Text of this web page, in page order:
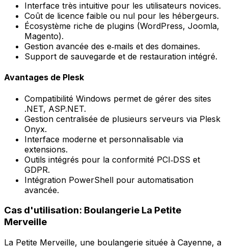
Interface très intuitive pour les utilisateurs novices.
Coût de licence faible ou nul pour les hébergeurs.
Écosystème riche de plugins (WordPress, Joomla,
Magento).
Gestion avancée des e‑mails et des domaines.
Support de sauvegarde et de restauration intégré.
Avantages de Plesk
Compatibilité Windows permet de gérer des sites
.NET, ASP.NET.
Gestion centralisée de plusieurs serveurs via Plesk
Onyx.
Interface moderne et personnalisable via
extensions.
Outils intégrés pour la conformité PCI‑DSS et
GDPR.
Intégration PowerShell pour automatisation
avancée.
Cas d'utilisation: Boulangerie La Petite
Merveille
La Petite Merveille, une boulangerie située à Cayenne, a